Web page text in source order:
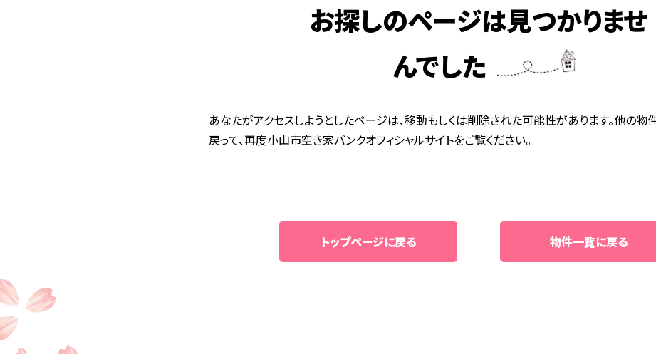
お探しのページは見つかりませ
んでした
あなたがアクセスしようとしたページは、移動もしくは削除された可能性があります。他の物
戻って、再度小山市空き家バンクオフィシャルサイトをご覧ください。
トップページに戻る 物件一覧に戻る